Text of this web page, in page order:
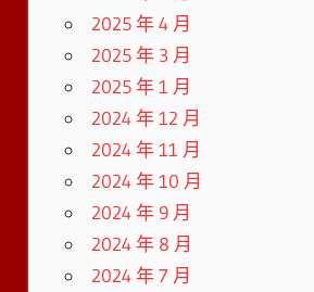
2025 年 4 月
2025 年 3 月
2025 年 1 月
2024 年 12 月
2024 年 11 月
2024 年 10 月
2024 年 9 月
2024 年 8 月
2024 年 7 月